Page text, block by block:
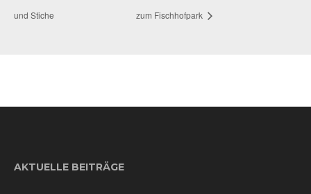
und Stiche zum Fischhofpark
AKTUELLE BEITRÄGE